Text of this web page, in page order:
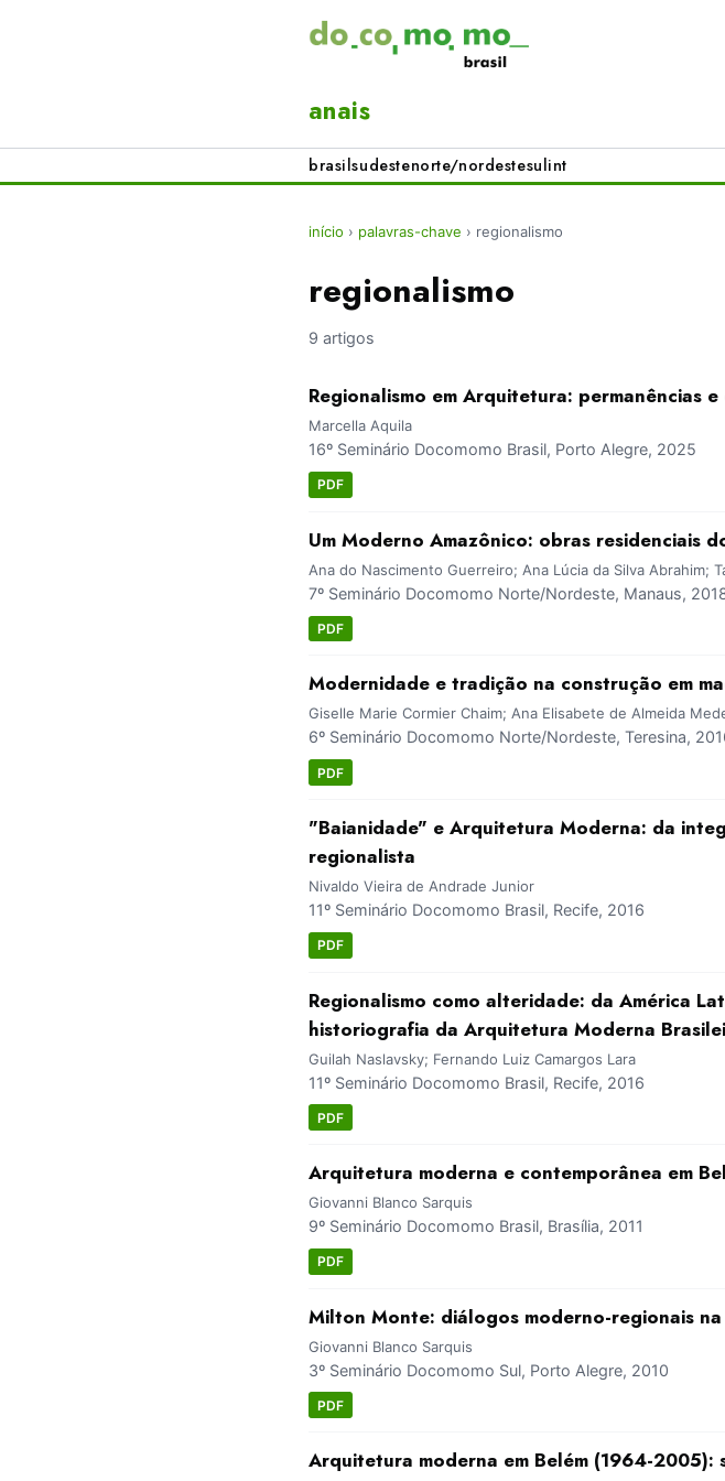
anais
brasilsudestenorte/nordestesulint
início › palavras-chave › regionalismo
regionalismo
9 artigos
Regionalismo em Arquitetura: permanências
Marcella Aquila
16º Seminário Docomomo Brasil, Porto Alegre, 2025
PDF
Um Moderno Amazônico: obras residenciais
Ana do Nascimento Guerreiro; Ana Lúcia da Silva Abrahim;
7º Seminário Docomomo Norte/Nordeste, Manaus,
PDF
Modernidade e tradição na construção em
Giselle Marie Cormier Chaim; Ana Elisabete de Almeida
6º Seminário Docomomo Norte/Nordeste, Teresina,
PDF
"Baianidade" e Arquitetura Moderna: da
regionalista
Nivaldo Vieira de Andrade Junior
11º Seminário Docomomo Brasil, Recife, 2016
PDF
Regionalismo como alteridade: da América
historiografia da Arquitetura Moderna
Guilah Naslavsky; Fernando Luiz Camargos Lara
11º Seminário Docomomo Brasil, Recife, 2016
PDF
Arquitetura moderna e contemporânea em
Giovanni Blanco Sarquis
9º Seminário Docomomo Brasil, Brasília, 2011
PDF
Milton Monte: diálogos moderno-regionais
Giovanni Blanco Sarquis
3º Seminário Docomomo Sul, Porto Alegre, 2010
PDF
Arquitetura moderna em Belém (1964-